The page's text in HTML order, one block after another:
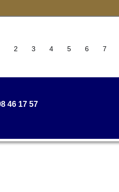
2 3 4 5 6 7
46 17 57